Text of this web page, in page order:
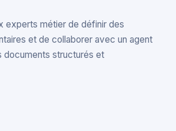
experts métier de définir des
et de collaborer avec un agent
documents structurés et